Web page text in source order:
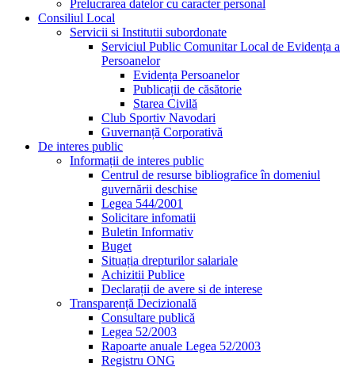
Prelucrarea datelor cu caracter personal
Consiliul Local
Servicii si Institutii subordonate
Serviciul Public Comunitar Local de Evidența a
Persoanelor
Evidența Persoanelor
Publicații de căsătorie
Starea Civilă
Club Sportiv Navodari
Guvernanță Corporativă
De interes public
Informații de interes public
Centrul de resurse bibliografice în domeniul
guvernării deschise
Legea 544/2001
Solicitare infomatii
Buletin Informativ
Buget
Situația drepturilor salariale
Achizitii Publice
Declarații de avere si de interese
Transparență Decizională
Consultare publică
Legea 52/2003
Rapoarte anuale Legea 52/2003
Registru ONG